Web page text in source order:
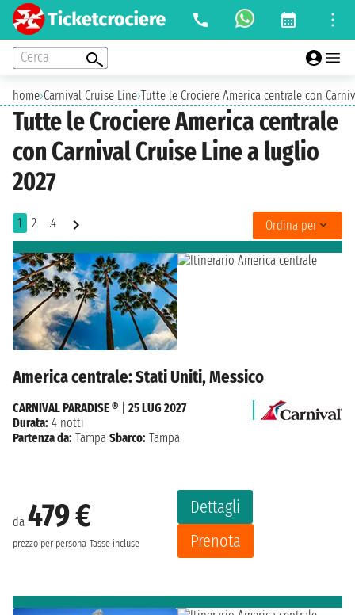
Cerca
home›Carnival Cruise Line›Tutte le Crociere America centrale con
Tutte le Crociere America centrale
con Carnival Cruise Line a luglio
2027
1 2 ..4 Ordina per
America centrale: Stati Uniti, Messico
da 479 €
prezzo per persona Tasse incluse
Dettagli
Prenota
CARNIVAL PARADISE ®
25 LUG 2027
Durata: 4 notti
Partenza da: Tampa Sbarco: Tampa